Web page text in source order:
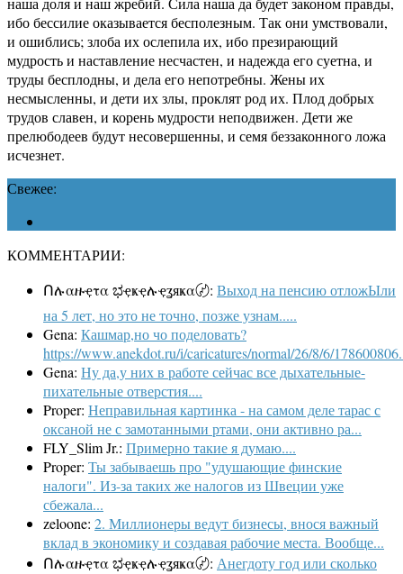
ибо бессилие оказывается бесполезным. Так они умствовали,
и ошиблись; злоба их ослепила их, ибо презирающий
мудрость и наставление несчастен, и надежда его суетна, и
труды бесплодны, и дела его непотребны. Жены их
несмысленны, и дети их злы, проклят род их. Плод добрых
трудов славен, и корень мудрости неподвижен. Дети же
прелюбодеев будут несовершенны, и семя беззаконного ложа
исчезнет.
Свежее:
КОММЕНТАРИИ:
Ոሉαዙҿτα ಭҿҝҿሉҿʓяҝα〄: Выход на пенсию отложЫли
на 5 лет, но это не точно, позже узнам.....
Gena: Кашмар,но чо поделовать?
https://www.anekdot.ru/i/caricatures/normal/26/8/6/
Gena: Ну да,у них в работе сейчас все дыхательные-
пихательные отверстия....
Proper: Неправильная картинка - на самом деле тарас с
оксаной не с замотанными ртами, они активно ра...
FLY_Slim Jr.: Примерно такие я думаю....
Proper: Ты забываешь про "удушающие финские
налоги". Из-за таких же налогов из Швеции уже
сбежала...
zeloone: 2. Миллионеры ведут бизнесы, внося важный
вклад в экономику и создавая рабочие места. Вообще...
Ոሉαዙҿτα ಭҿҝҿሉҿʓяҝα〄: Анегдоту год или сколько